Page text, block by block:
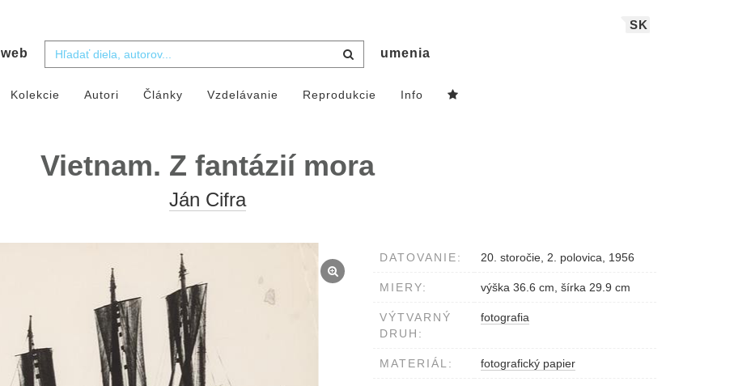
SK
web umenia
Kolekcie Autori Články Vzdelávanie Reprodukcie Info
Vietnam. Z fantázií mora
Ján Cifra
DATOVANIE: 20. storočie, 2. polovica, 1956
MIERY: výška 36.6 cm, šírka 29.9 cm
VÝTVARNÝ
DRUH:
fotografia
MATERIÁL: fotografický papier